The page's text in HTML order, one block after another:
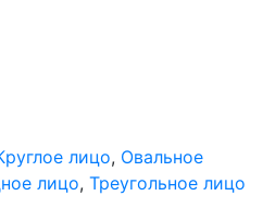
лицо, Овальное
лицо, Треугольное лицо